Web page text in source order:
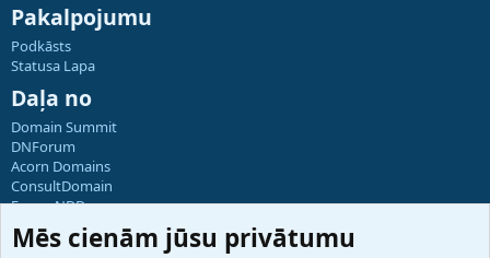
Pakalpojumu
Podkāsts
Statusa Lapa
Daļa no
Domain Summit
DNForum
Acorn Domains
ConsultDomain
ForumNDD
Domainforum.ro
27.be
Mēs cienām jūsu privātumu